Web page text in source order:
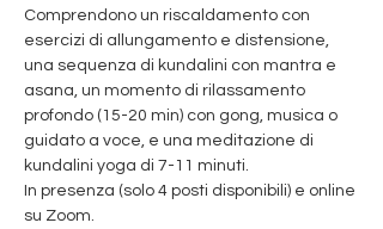
Comprendono un riscaldamento con
esercizi di allungamento e distensione,
una sequenza di kundalini con mantra e
asana, un momento di rilassamento
profondo (15-20 min) con gong, musica o
guidato a voce, e una meditazione di
kundalini yoga di 7-11 minuti.
In presenza (solo 4 posti disponibili) e online
su Zoom.